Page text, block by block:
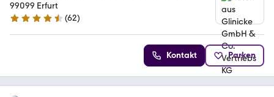
99099 Erfurt
4.5 Sterne
(62)
Kontakt Parken